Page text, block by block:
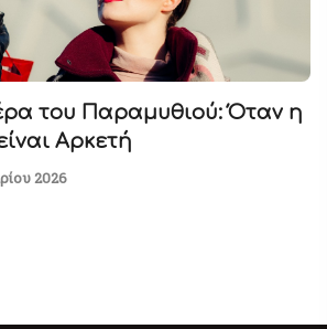
του Παραμυθιού: Όταν η
Αρκετή
2026